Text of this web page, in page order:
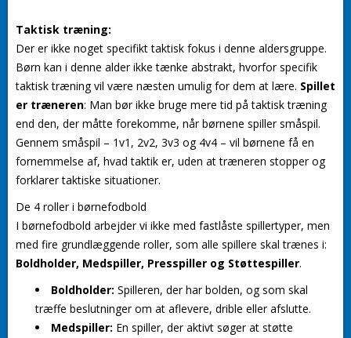
Taktisk træning:
Der er ikke noget specifikt taktisk fokus i denne aldersgruppe.
Børn kan i denne alder ikke tænke abstrakt, hvorfor specifik
taktisk træning vil være næsten umulig for dem at lære. Spillet
er træneren: Man bør ikke bruge mere tid på taktisk træning
end den, der måtte forekomme, når børnene spiller småspil.
Gennem småspil – 1v1, 2v2, 3v3 og 4v4 – vil børnene få en
fornemmelse af, hvad taktik er, uden at træneren stopper og
forklarer taktiske situationer.
De 4 roller i børnefodbold
I børnefodbold arbejder vi ikke med fastlåste spillertyper, men
med fire grundlæggende roller, som alle spillere skal trænes i:
Boldholder, Medspiller, Presspiller og Støttespiller.
Boldholder: Spilleren, der har bolden, og som skal
træffe beslutninger om at aflevere, drible eller afslutte.
Medspiller: En spiller, der aktivt søger at støtte